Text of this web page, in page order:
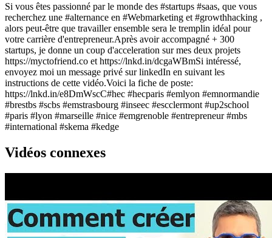
Si vous êtes passionné par le monde des #startups #saas, que vous
recherchez une #alternance en #Webmarketing et #growthhacking ,
alors peut-être que travailler ensemble sera le tremplin idéal pour
votre carrière d'entrepreneur.Après avoir accompagné + 300
startups, je donne un coup d'acceleration sur mes deux projets
https://myctofriend.co et https://lnkd.in/dcgaWBmSi intéressé,
envoyez moi un message privé sur linkedIn en suivant les
instructions de cette vidéo.Voici la fiche de poste:
https://lnkd.in/e8DmWscC#hec #hecparis #emlyon #emnormandie
#brestbs #scbs #emstrasbourg #inseec #escclermont #up2school
#paris #lyon #marseille #nice #emgrenoble #entrepreneur #mbs
#international #skema #kedge
Vidéos connexes